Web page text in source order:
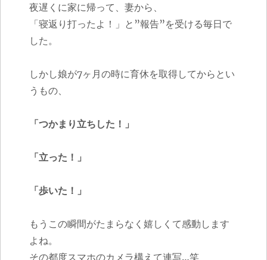
夜遅くに家に帰って、妻から、
「寝返り打ったよ！」と”報告”を受ける毎日で
した。
しかし娘が7ヶ月の時に育休を取得してからとい
うもの、
「つかまり立ちした！」
「立った！」
「歩いた！」
もうこの瞬間がたまらなく嬉しくて感動します
よね。
その都度スマホのカメラ構えて連写…笑